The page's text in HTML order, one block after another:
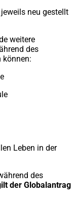
neu gestellt
weitere
des
können:
Leben in der
des
der Globalantrag